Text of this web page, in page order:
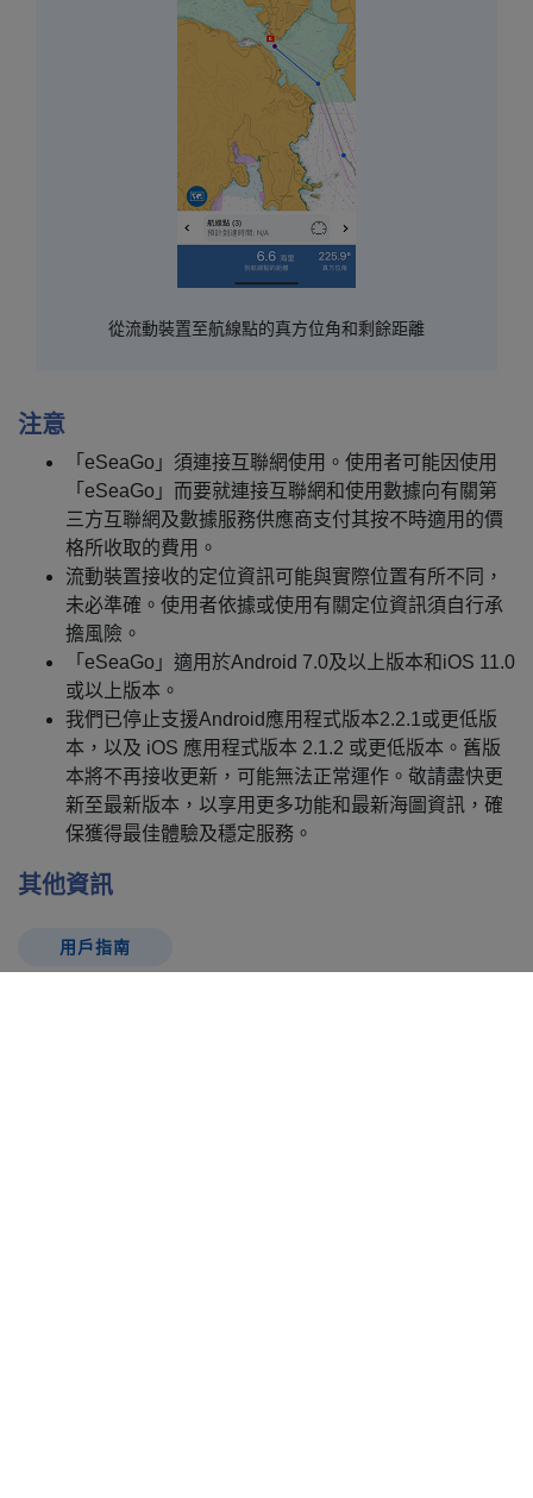
從流動裝置至航線點的真方位角和剩餘距離
注意
「eSeaGo」須連接互聯網使用。使用者可能因使用
「eSeaGo」而要就連接互聯網和使用數據向有關第
三方互聯網及數據服務供應商支付其按不時適用的價
格所收取的費用。
流動裝置接收的定位資訊可能與實際位置有所不同，
未必準確。使用者依據或使用有關定位資訊須自行承
擔風險。
「eSeaGo」適用於Android 7.0及以上版本和iOS 11.0
或以上版本。
我們已停止支援Android應用程式版本2.2.1或更低版
本，以及 iOS 應用程式版本 2.1.2 或更低版本。舊版
本將不再接收更新，可能無法正常運作。敬請盡快更
新至最新版本，以享用更多功能和最新海圖資訊，確
保獲得最佳體驗及穩定服務。
其他資訊
用戶指南